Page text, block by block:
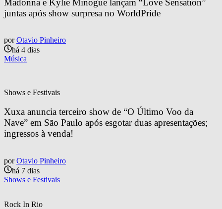
Madonna e Kylie Minogue lançam “Love Sensation”
juntas após show surpresa no WorldPride
por Otavio Pinheiro
há 4 dias
Música
Shows e Festivais
Xuxa anuncia terceiro show de “O Último Voo da
Nave” em São Paulo após esgotar duas apresentações;
ingressos à venda!
por Otavio Pinheiro
há 7 dias
Shows e Festivais
Rock In Rio